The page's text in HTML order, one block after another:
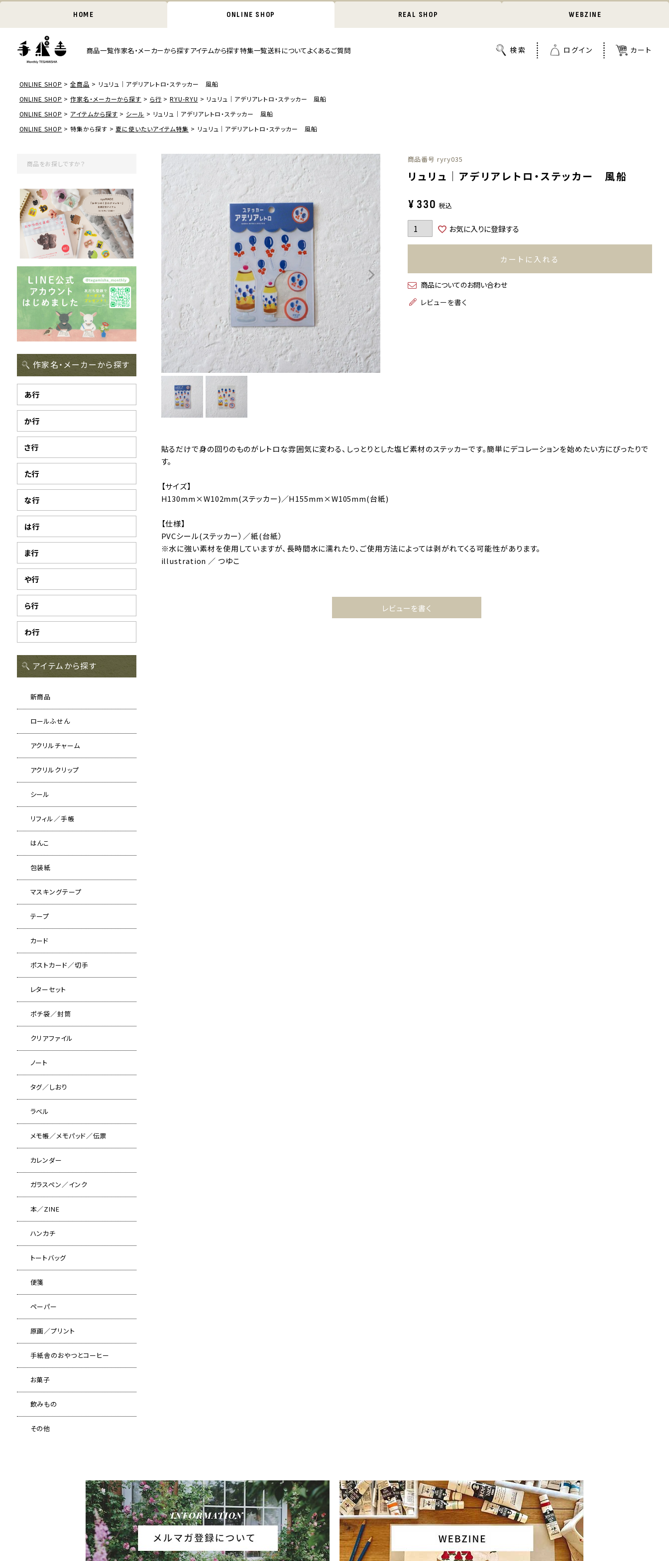
HOME ONLINE SHOP REAL SHOP WEBZINE
商品一覧作家名・メーカーから探すアイテムから探す特集一覧送料についてよくあるご質問
ONLINE SHOP 全商品
リュリュ｜アデリアレトロ・ステッカー 風船
ONLINE SHOP
作家名・メーカーから探す ら行 RYU-RYU
リュリュ｜アデリアレトロ・ステッカー 風船
ONLINE SHOP
アイテムから探す シール
リュリュ｜アデリアレトロ・ステッカー 風船
ONLINE SHOP
特集から探す 夏に使いたいアイテム特集 リュリュ｜アデリアレトロ・ステッカー 風船
作家名・メーカーから探す
あ行
か行
さ行
た行
な行
は行
ま行
や行
ら行
わ行
アイテムから探す
新商品
ロールふせん
アクリルチャーム
アクリルクリップ
シール
リフィル／手帳
はんこ
包装紙
マスキングテープ
テープ
カード
ポストカード／切手
レターセット
ポチ袋／封筒
クリアファイル
ノート
タグ／しおり
ラベル
メモ帳／メモパッド／伝票
カレンダー
ガラスペン／インク
本／ZINE
ハンカチ
トートバッグ
便箋
ペーパー
原画／プリント
手紙舎のおやつとコーヒー
お菓子
飲みもの
その他
商品番号 ryry035
リュリュ｜アデリアレトロ・ステッカー 風船
¥ 330 税込
お気に入りに登録する
カートに入れる
商品についてのお問い合わせ
レビューを書く
貼るだけで身の回りのものがレトロな雰囲気に変わる、しっとりとした塩ビ素材のステッカーです。簡単にデコレーションを始めたい方にぴったりで
す。
【サイズ】
H130mm×W102mm(ステッカー)／H155mm×W105mm(台紙)
【仕様】
PVCシール(ステッカー）／紙(台紙）
※水に強い素材を使用していますが、長時間水に濡れたり、ご使用方法によっては剥がれてくる可能性があります。
illustration ／ つゆこ
レビューを書く